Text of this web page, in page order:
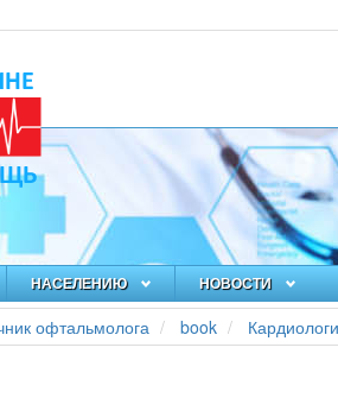
НАСЕЛЕНИЮ НОВОСТИ
офтальмолога book